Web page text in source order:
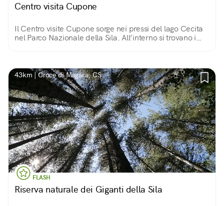
Centro visita Cupone
Il Centro visite Cupone sorge nei pressi del lago Cecita
nel Parco Nazionale della Sila. All’interno si trovano i
43km | Croce di Magara, CS
FLASH
Riserva naturale dei Giganti della Sila